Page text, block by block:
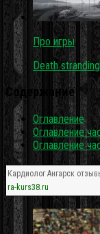
Про игры
Death
Содержание
Оглавление
Оглавление
Оглавление
Кардиолог Ангарск
ra-kurs38.ru